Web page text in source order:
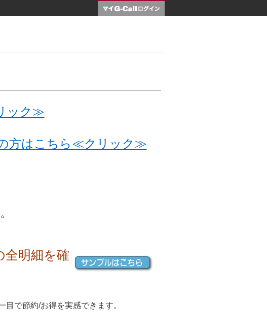
ック≫
方はこちら≪クリック≫
全明細を確
で節約/お得を実感できます。